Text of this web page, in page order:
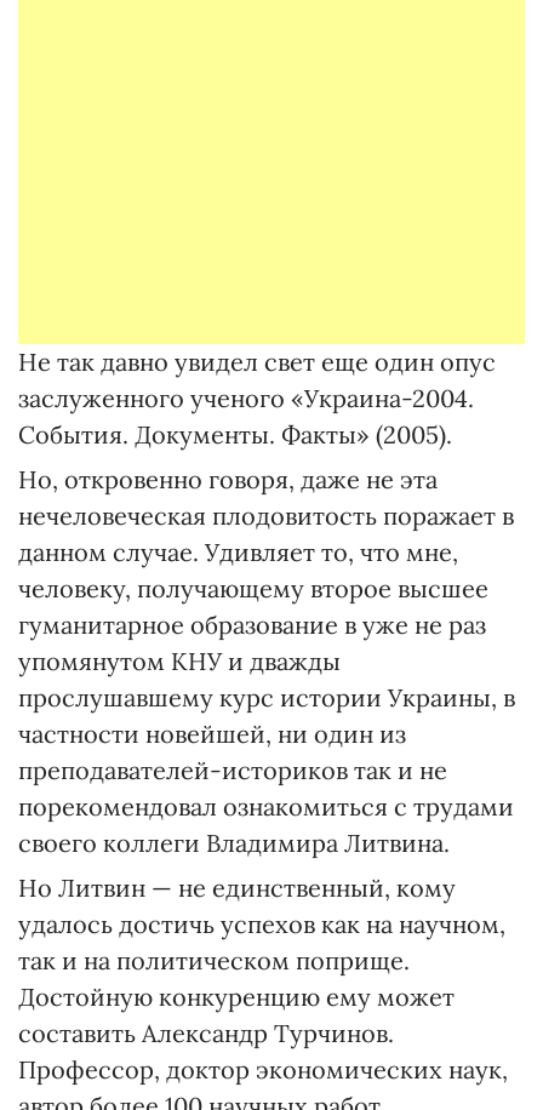
Не так давно увидел свет еще один опус
заслуженного ученого «Украина-2004.
События. Документы. Факты» (2005).
Но, откровенно говоря, даже не эта
нечеловеческая плодовитость поражает в
данном случае. Удивляет то, что мне,
человеку, получающему второе высшее
гуманитарное образование в уже не раз
упомянутом КНУ и дважды
прослушавшему курс истории Украины, в
частности новейшей, ни один из
преподавателей-историков так и не
порекомендовал ознакомиться с трудами
своего коллеги Владимира Литвина.
Но Литвин — не единственный, кому
удалось достичь успехов как на научном,
так и на политическом поприще.
Достойную конкуренцию ему может
составить Александр Турчинов.
Профессор, доктор экономических наук,